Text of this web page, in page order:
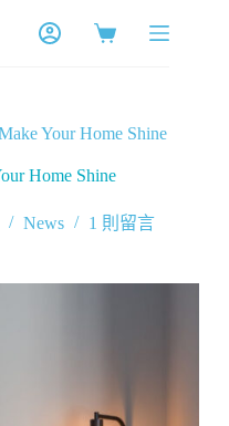
購
Your Home Shine
Home Shine
News 1 則留言